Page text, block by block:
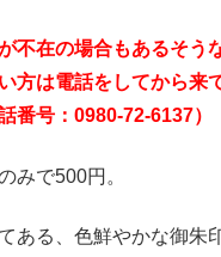
不在の場合もあるそう
方は電話をしてから来
番号：0980-72-6137）
みで500円。
ある、色鮮やかな御朱